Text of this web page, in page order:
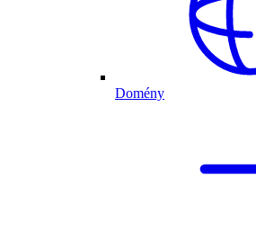
Domény